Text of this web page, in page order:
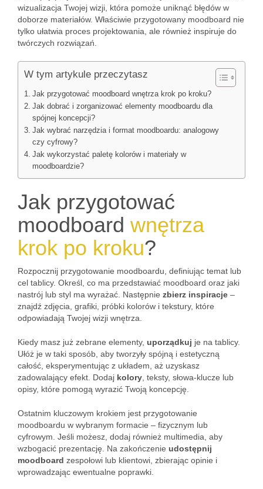
wizualizacja Twojej wizji, która pomoże uniknąć błędów w
doborze materiałów. Właściwie przygotowany moodboard nie
tylko ułatwia proces projektowania, ale również inspiruje do
twórczych rozwiązań.
W tym artykule przeczytasz
Jak przygotować moodboard wnętrza krok po kroku?
Jak dobrać i zorganizować elementy moodboardu dla
spójnej koncepcji?
Jak wybrać narzędzia i format moodboardu: analogowy
czy cyfrowy?
Jak wykorzystać paletę kolorów i materiały w
moodboardzie?
Jak przygotować
moodboard wnętrza
krok po kroku?
Rozpocznij przygotowanie moodboardu, definiując temat lub
cel tablicy. Określ, co ma przedstawiać moodboard oraz jaki
nastrój lub styl ma wyrażać. Następnie zbierz inspiracje –
znajdź zdjęcia, grafiki, próbki kolorów i tekstury, które
odpowiadają Twojej wizji wnętrza.
Kiedy masz już zebrane elementy, uporządkuj je na tablicy.
Ułóż je w taki sposób, aby tworzyły spójną i estetyczną
całość, eksperymentując z układem, aż uzyskasz
zadowalający efekt. Dodaj kolory , teksty, słowa-klucze lub
opisy, które pomogą wyrazić Twoją koncepcję.
Ostatnim kluczowym krokiem jest przygotowanie
moodboardu w wybranym formacie – fizycznym lub
cyfrowym. Jeśli możesz, dodaj również multimedia, aby
wzbogacić prezentację. Na zakończenie udostępnij
moodboard zespołowi lub klientowi, zbierając opinie i
wprowadzając ewentualne poprawki.